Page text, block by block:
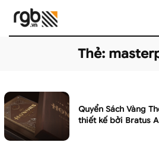
Thẻ:
Quyển Sách Vàng
thiết kế bởi Bratus